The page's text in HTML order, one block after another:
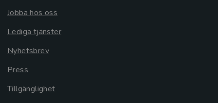
Jobba hos oss
Lediga tjänster
Nyhetsbrev
Press
Tillgänglighet